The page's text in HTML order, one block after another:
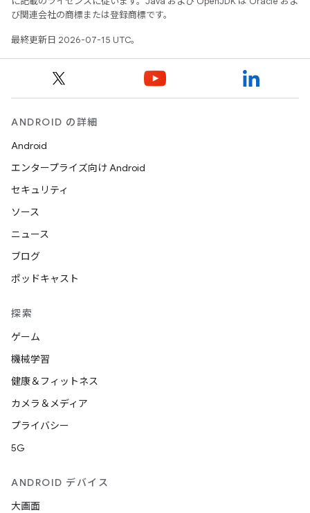
び関連会社の商標または登録商標です。
最終更新日 2026-07-15 UTC。
ANDROID の詳細
Android
エンタープライズ向け Android
セキュリティ
ソース
ニュース
ブログ
ポッドキャスト
探索
ゲーム
機械学習
健康＆フィットネス
カメラ＆メディア
プライバシー
5G
ANDROID デバイス
大画面